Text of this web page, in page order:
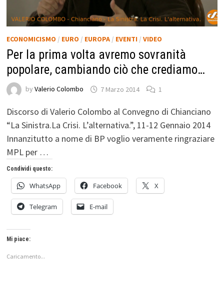
ECONOMICISMO / EURO / EUROPA/ EVENTI / VIDEO
Per la prima volta avremo sovranità
popolare, cambiando ciò che crediamo…
by Valerio Colombo 7 Marzo 2014 1
Discorso di Valerio Colombo al Convegno di Chianciano
“La Sinistra.La Crisi. L’alternativa.”, 11-12 Gennaio 2014
Innanzitutto a nome di BP voglio veramente ringraziare
MPL per …
Condividi questo:
WhatsApp Facebook X
Telegram E-mail
Mi piace:
Caricamento...